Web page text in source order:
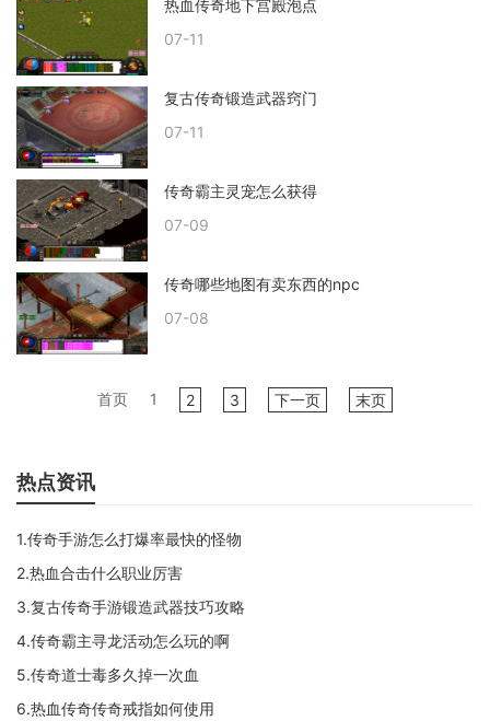
热血传奇地下宫殿泡点
07-11
复古传奇锻造武器窍门
07-11
传奇霸主灵宠怎么获得
07-09
传奇哪些地图有卖东西的npc
07-08
首页 1 2 3 下一页 末页
热点资讯
1.传奇手游怎么打爆率最快的怪物
2.热血合击什么职业厉害
3.复古传奇手游锻造武器技巧攻略
4.传奇霸主寻龙活动怎么玩的啊
5.传奇道士毒多久掉一次血
6.热血传奇传奇戒指如何使用